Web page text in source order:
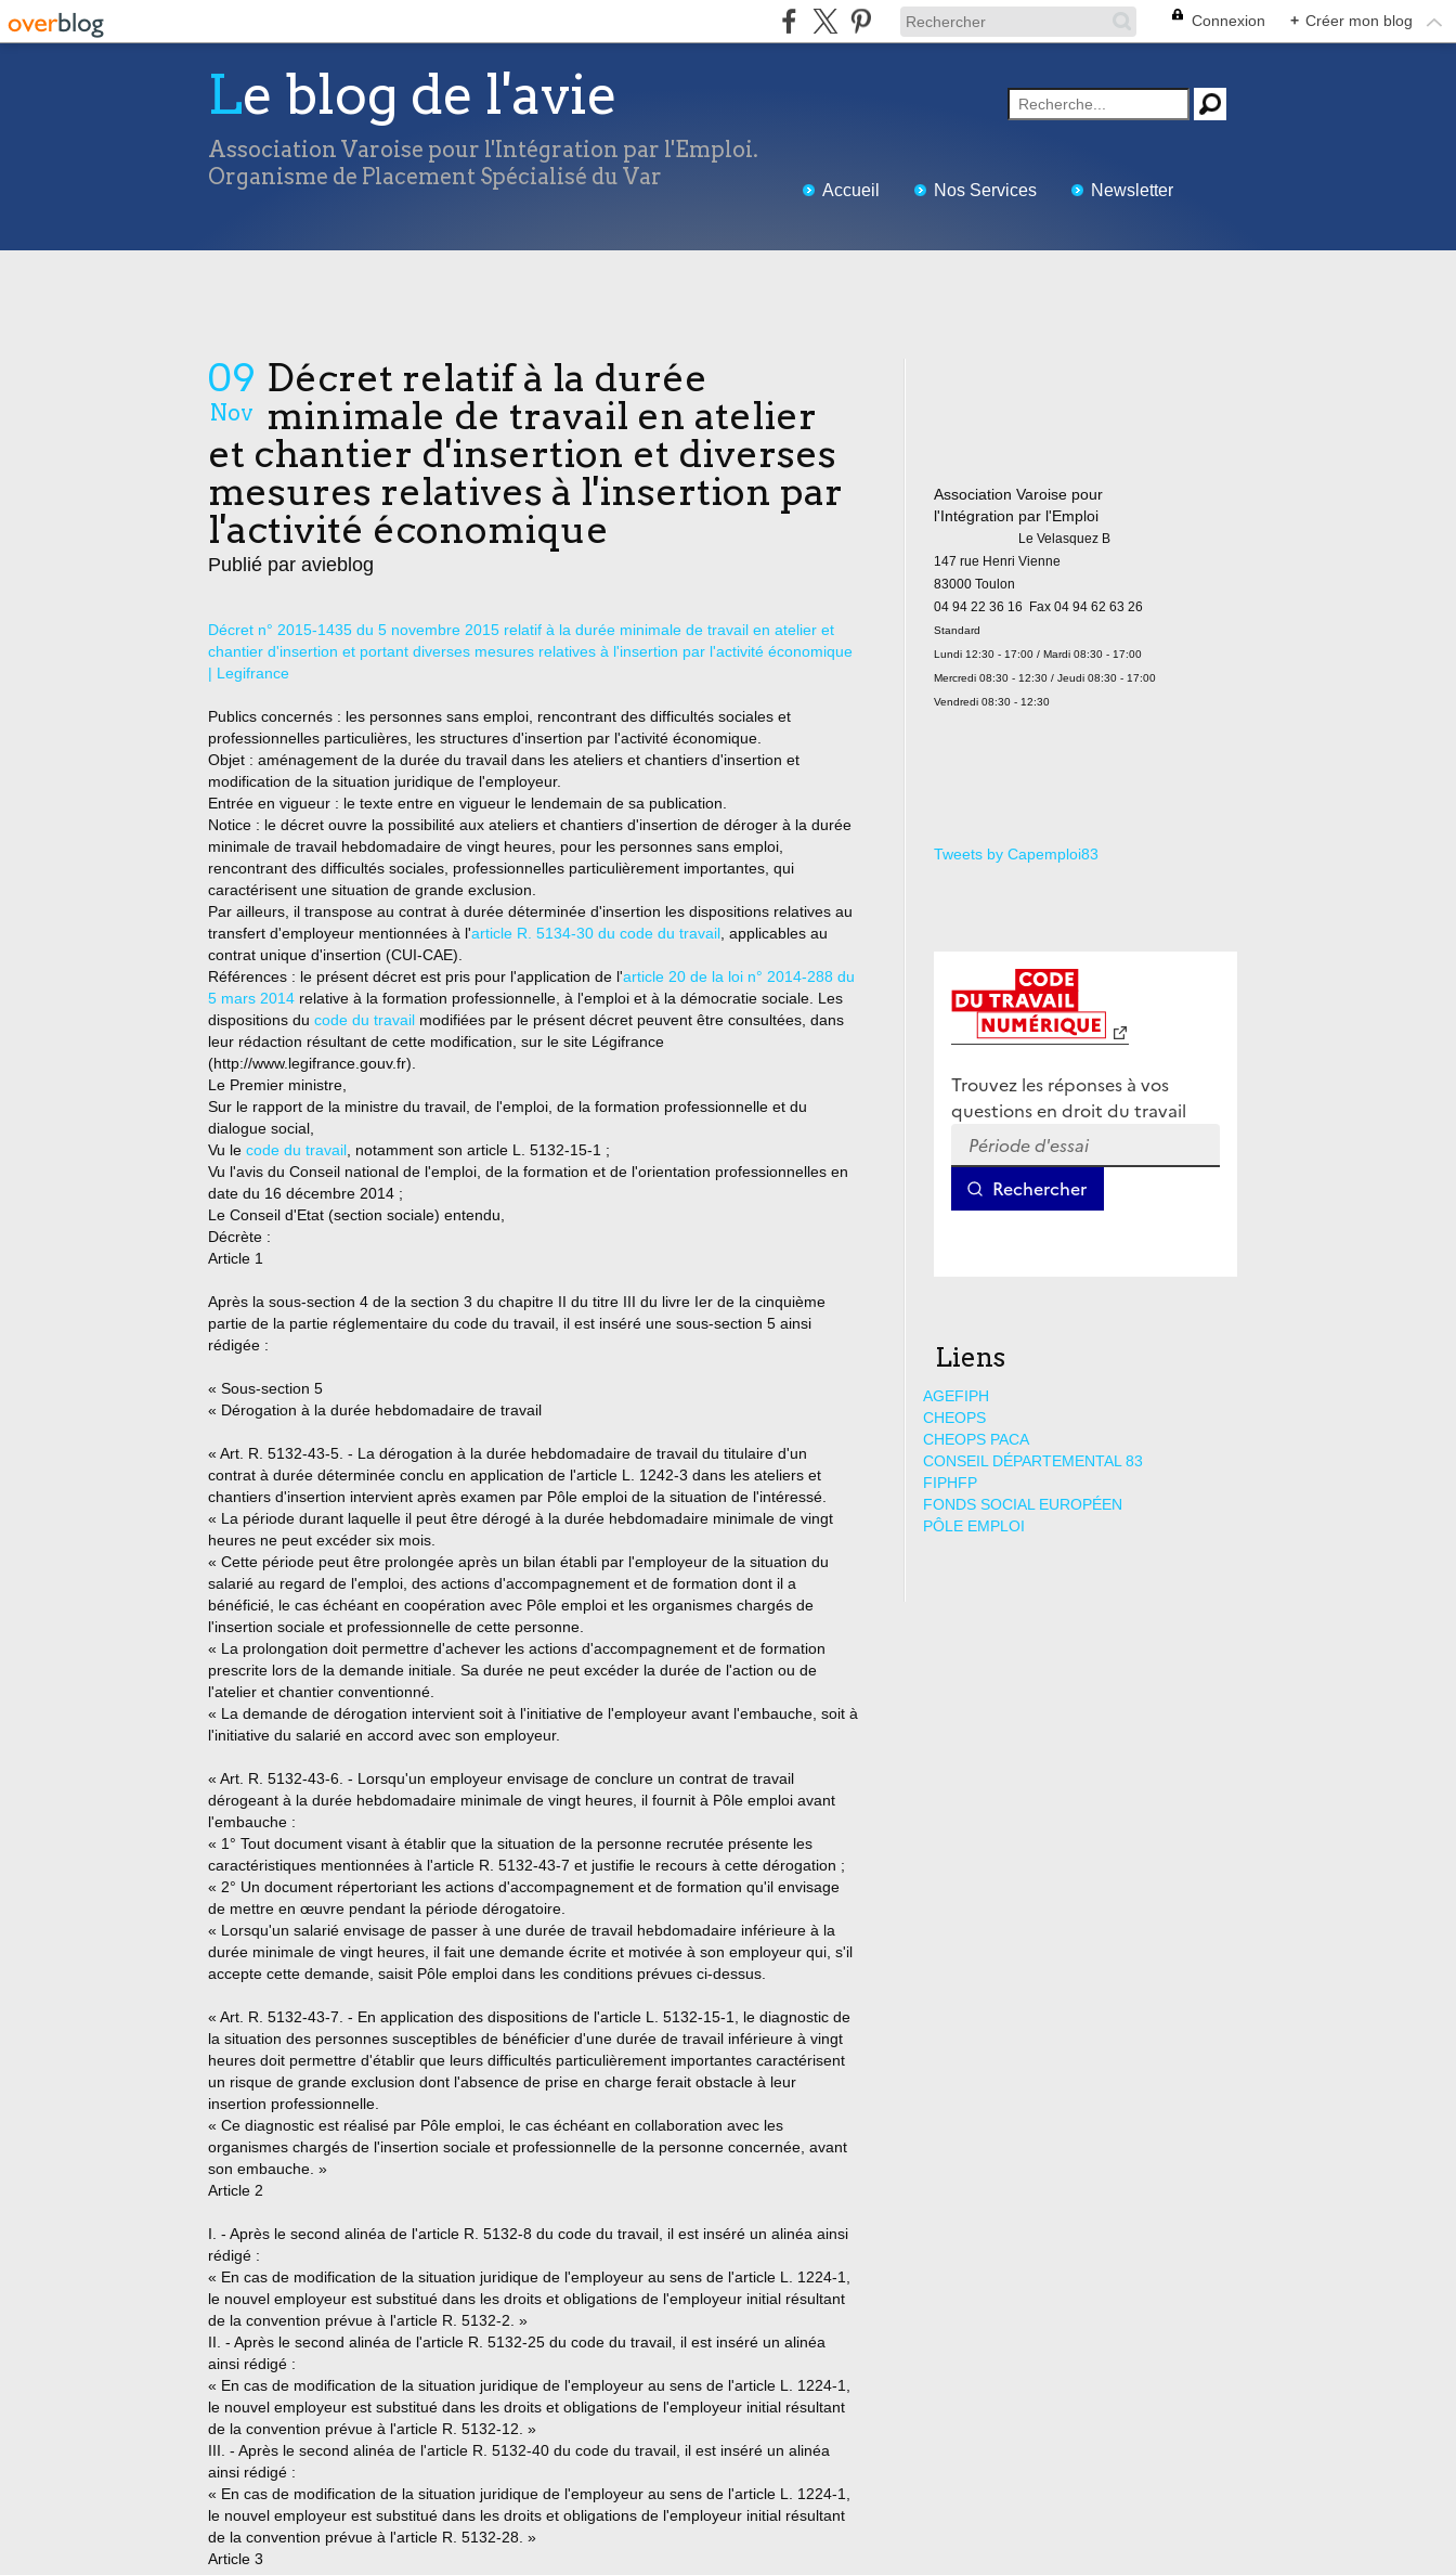
Connexion + Créer mon blog
Le blog de l'avie
Association Varoise pour l'Intégration par l'Emploi.
Organisme de Placement Spécialisé du Var
Accueil Nos Services Newsletter
09
Nov
Décret relatif à la durée
minimale de travail en atelier
et chantier d'insertion et diverses
mesures relatives à l'insertion par
l'activité économique
Publié par avieblog
Décret n° 2015-1435 du 5 novembre 2015 relatif à la durée minimale de travail en atelier et
chantier d'insertion et portant diverses mesures relatives à l'insertion par l'activité économique
| Legifrance
Publics concernés : les personnes sans emploi, rencontrant des difficultés sociales et
professionnelles particulières, les structures d'insertion par l'activité économique.
Objet : aménagement de la durée du travail dans les ateliers et chantiers d'insertion et
modification de la situation juridique de l'employeur.
Entrée en vigueur : le texte entre en vigueur le lendemain de sa publication.
Notice : le décret ouvre la possibilité aux ateliers et chantiers d'insertion de déroger à la durée
minimale de travail hebdomadaire de vingt heures, pour les personnes sans emploi,
rencontrant des difficultés sociales, professionnelles particulièrement importantes, qui
caractérisent une situation de grande exclusion.
Par ailleurs, il transpose au contrat à durée déterminée d'insertion les dispositions relatives au
transfert d'employeur mentionnées à l'article R. 5134-30 du code du travail , applicables au
contrat unique d'insertion (CUI-CAE).
Références : le présent décret est pris pour l'application de l'article 20 de la loi n° 2014-288 du
5 mars 2014 relative à la formation professionnelle, à l'emploi et à la démocratie sociale. Les
dispositions du code du travail modifiées par le présent décret peuvent être consultées, dans
leur rédaction résultant de cette modification, sur le site Légifrance
(http://www.legifrance.gouv.fr).
Le Premier ministre,
Sur le rapport de la ministre du travail, de l'emploi, de la formation professionnelle et du
dialogue social,
Vu le code du travail , notamment son article L. 5132-15-1 ;
Vu l'avis du Conseil national de l'emploi, de la formation et de l'orientation professionnelles en
date du 16 décembre 2014 ;
Le Conseil d'Etat (section sociale) entendu,
Décrète :
Article 1
Après la sous-section 4 de la section 3 du chapitre II du titre III du livre Ier de la cinquième
partie de la partie réglementaire du code du travail, il est inséré une sous-section 5 ainsi
rédigée :
« Sous-section 5
« Dérogation à la durée hebdomadaire de travail
« Art. R. 5132-43-5. - La dérogation à la durée hebdomadaire de travail du titulaire d'un
contrat à durée déterminée conclu en application de l'article L. 1242-3 dans les ateliers et
chantiers d'insertion intervient après examen par Pôle emploi de la situation de l'intéressé.
« La période durant laquelle il peut être dérogé à la durée hebdomadaire minimale de vingt
heures ne peut excéder six mois.
« Cette période peut être prolongée après un bilan établi par l'employeur de la situation du
salarié au regard de l'emploi, des actions d'accompagnement et de formation dont il a
bénéficié, le cas échéant en coopération avec Pôle emploi et les organismes chargés de
l'insertion sociale et professionnelle de cette personne.
« La prolongation doit permettre d'achever les actions d'accompagnement et de formation
prescrite lors de la demande initiale. Sa durée ne peut excéder la durée de l'action ou de
l'atelier et chantier conventionné.
« La demande de dérogation intervient soit à l'initiative de l'employeur avant l'embauche, soit à
l'initiative du salarié en accord avec son employeur.
« Art. R. 5132-43-6. - Lorsqu'un employeur envisage de conclure un contrat de travail
dérogeant à la durée hebdomadaire minimale de vingt heures, il fournit à Pôle emploi avant
l'embauche :
« 1° Tout document visant à établir que la situation de la personne recrutée présente les
caractéristiques mentionnées à l'article R. 5132-43-7 et justifie le recours à cette dérogation ;
« 2° Un document répertoriant les actions d'accompagnement et de formation qu'il envisage
de mettre en œuvre pendant la période dérogatoire.
« Lorsqu'un salarié envisage de passer à une durée de travail hebdomadaire inférieure à la
durée minimale de vingt heures, il fait une demande écrite et motivée à son employeur qui, s'il
accepte cette demande, saisit Pôle emploi dans les conditions prévues ci-dessus.
« Art. R. 5132-43-7. - En application des dispositions de l'article L. 5132-15-1, le diagnostic de
la situation des personnes susceptibles de bénéficier d'une durée de travail inférieure à vingt
heures doit permettre d'établir que leurs difficultés particulièrement importantes caractérisent
un risque de grande exclusion dont l'absence de prise en charge ferait obstacle à leur
insertion professionnelle.
« Ce diagnostic est réalisé par Pôle emploi, le cas échéant en collaboration avec les
organismes chargés de l'insertion sociale et professionnelle de la personne concernée, avant
son embauche. »
Article 2
I. - Après le second alinéa de l'article R. 5132-8 du code du travail, il est inséré un alinéa ainsi
rédigé :
« En cas de modification de la situation juridique de l'employeur au sens de l'article L. 1224-1,
le nouvel employeur est substitué dans les droits et obligations de l'employeur initial résultant
de la convention prévue à l'article R. 5132-2. »
II. - Après le second alinéa de l'article R. 5132-25 du code du travail, il est inséré un alinéa
ainsi rédigé :
« En cas de modification de la situation juridique de l'employeur au sens de l'article L. 1224-1,
le nouvel employeur est substitué dans les droits et obligations de l'employeur initial résultant
de la convention prévue à l'article R. 5132-12. »
III. - Après le second alinéa de l'article R. 5132-40 du code du travail, il est inséré un alinéa
ainsi rédigé :
« En cas de modification de la situation juridique de l'employeur au sens de l'article L. 1224-1,
le nouvel employeur est substitué dans les droits et obligations de l'employeur initial résultant
de la convention prévue à l'article R. 5132-28. »
Article 3
Association Varoise pour
l'Intégration par l'Emploi
Le Velasquez B
147 rue Henri Vienne
83000 Toulon
04 94 22 36 16 Fax 04 94 62 63 26
Standard
Lundi 12:30 - 17:00 / Mardi 08:30 - 17:00
Mercredi 08:30 - 12:30 / Jeudi 08:30 - 17:00
Vendredi 08:30 - 12:30
Tweets by Capemploi83
Liens
AGEFIPH
CHEOPS
CHEOPS PACA
CONSEIL DÉPARTEMENTAL 83
FIPHFP
FONDS SOCIAL EUROPÉEN
PÔLE EMPLOI